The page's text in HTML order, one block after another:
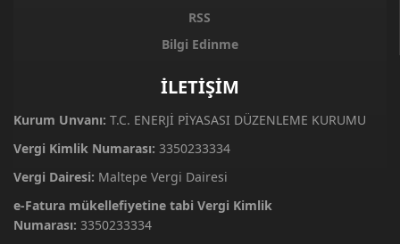
RSS
Bilgi Edinme
İLETİŞİM
Kurum Unvanı: T.C. ENERJİ PİYASASI DÜZENLEME KURUMU
Vergi Kimlik Numarası: 3350233334
Vergi Dairesi: Maltepe Vergi Dairesi
e-Fatura mükellefiyetine tabi Vergi Kimlik
Numarası: 3350233334